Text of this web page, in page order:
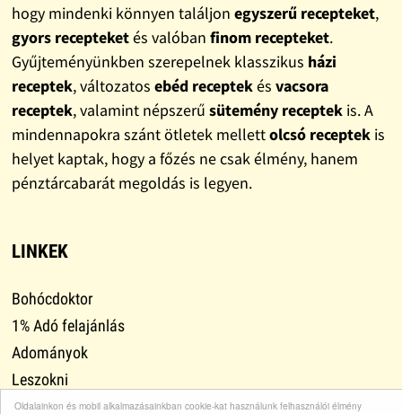
Oldalainkon és mobil alkalmazásainkban cookie-kat használunk felhasználói élmény
hogy mindenki könnyen találjon egyszerű recepteket,
gyors recepteketés valóban finom recepteket.
Gyűjteményünkben szerepelnek klasszikus házi
receptek, változatos ebéd receptekés vacsora
receptek, valamint népszerű sütemény receptekis. A
mindennapokra szánt ötletek mellettolcsó receptekis
helyet kaptak, hogy a főzés ne csak élmény, hanem
pénztárcabarát megoldás is legyen.
LINKEK
Bohócdoktor
1% Adó felajánlás
Adományok
Leszokni
Lefogyni